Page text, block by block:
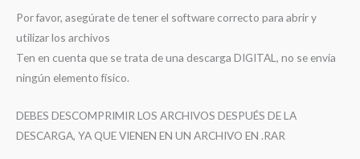
Por favor, asegúrate de tener el software correcto para abrir y
utilizar los archivos
Ten en cuenta que se trata de una descarga DIGITAL, no se envía
ningún elemento físico.
DEBES DESCOMPRIMIR LOS ARCHIVOS DESPUÉS DE LA
DESCARGA, YA QUE VIENEN EN UN ARCHIVO EN .RAR